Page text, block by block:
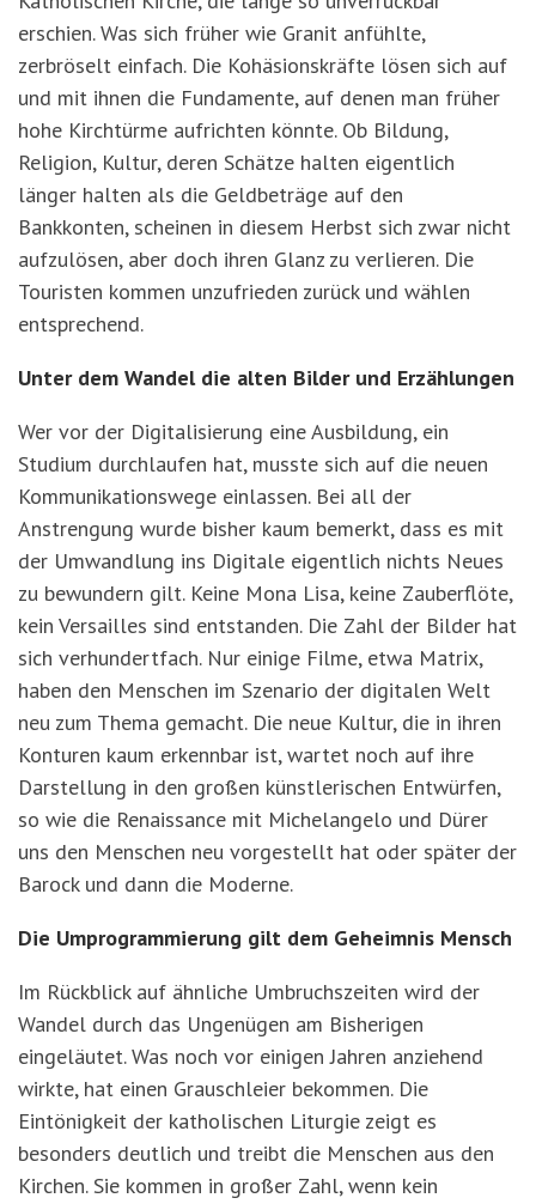
erschien. Was sich früher wie Granit anfühlte,
zerbröselt einfach. Die Kohäsionskräfte lösen sich auf
und mit ihnen die Fundamente, auf denen man früher
hohe Kirchtürme aufrichten könnte. Ob Bildung,
Religion, Kultur, deren Schätze halten eigentlich
länger halten als die Geldbeträge auf den
Bankkonten, scheinen in diesem Herbst sich zwar nicht
aufzulösen, aber doch ihren Glanz zu verlieren. Die
Touristen kommen unzufrieden zurück und wählen
entsprechend.
Unter dem Wandel die alten Bilder und Erzählungen
Wer vor der Digitalisierung eine Ausbildung, ein
Studium durchlaufen hat, musste sich auf die neuen
Kommunikationswege einlassen. Bei all der
Anstrengung wurde bisher kaum bemerkt, dass es mit
der Umwandlung ins Digitale eigentlich nichts Neues
zu bewundern gilt. Keine Mona Lisa, keine Zauberflöte,
kein Versailles sind entstanden. Die Zahl der Bilder hat
sich verhundertfach. Nur einige Filme, etwa Matrix,
haben den Menschen im Szenario der digitalen Welt
neu zum Thema gemacht. Die neue Kultur, die in ihren
Konturen kaum erkennbar ist, wartet noch auf ihre
Darstellung in den großen künstlerischen Entwürfen,
so wie die Renaissance mit Michelangelo und Dürer
uns den Menschen neu vorgestellt hat oder später der
Barock und dann die Moderne.
Die Umprogrammierung gilt dem Geheimnis Mensch
Im Rückblick auf ähnliche Umbruchszeiten wird der
Wandel durch das Ungenügen am Bisherigen
eingeläutet. Was noch vor einigen Jahren anziehend
wirkte, hat einen Grauschleier bekommen. Die
Eintönigkeit der katholischen Liturgie zeigt es
besonders deutlich und treibt die Menschen aus den
Kirchen. Sie kommen in großer Zahl, wenn kein